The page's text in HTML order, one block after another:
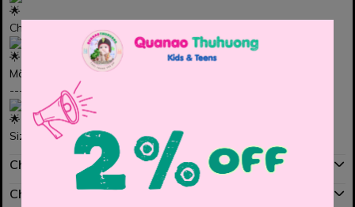
Chiếc áo khoác chống nắng chống gió cho bé iu
Màu xanh basic phối tay hoa cực lạ mắt ạ
------------------------
Size : 8-9y, 9-10y, 10-11y, 11-12y, 14-15y
Chính sách mua hàng
Chính sách đổi hàng